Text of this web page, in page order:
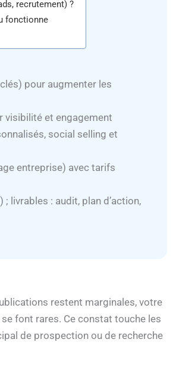
recrutement) ?
fonctionne
pour augmenter les
visibilité et engagement
social selling et
entreprise) avec tarifs
livrables : audit, plan d’action,
restent marginales, votre
font rares. Ce constat touche les
de prospection ou de recherche